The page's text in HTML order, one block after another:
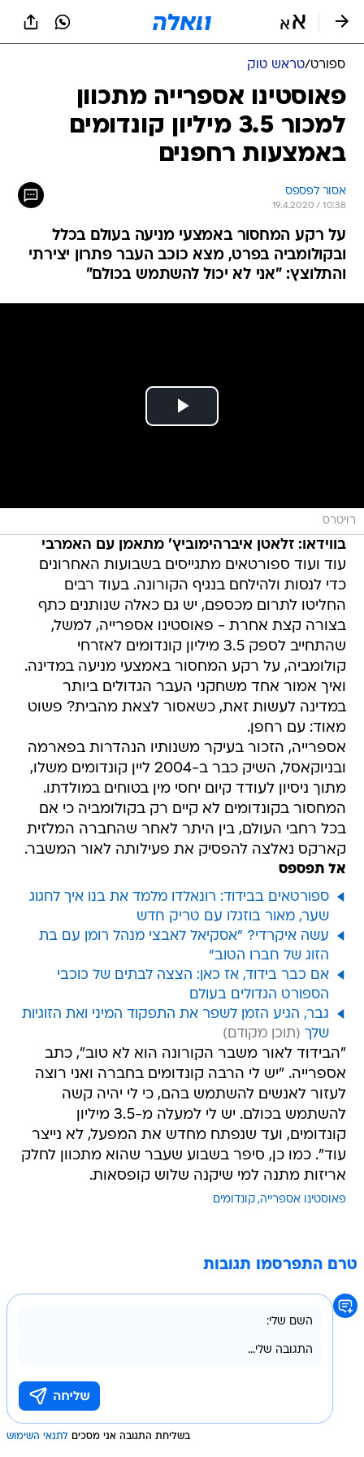
ספורט/טראש טוק
פאוסטינו אספרייה מתכוון
למכור 3.5 מיליון קונדומים
באמצעות רחפנים
אסור לפספס
19.4.2020 / 10:38
על רקע המחסור באמצעי מניעה בעולם בכלל
ובקולומביה בפרט, מצא כוכב העבר פתרון יצירתי
והתלוצץ: "אני לא יכול להשתמש בכולם"
רויטרס
בווידאו: זלאטן איברהימוביץ' מתאמן עם האמרבי
עוד ועוד ספורטאים מתגייסים בשבועות האחרונים
כדי לנסות ולהילחם בנגיף הקורונה. בעוד רבים
החליטו לתרום מכספם, יש גם כאלה שנותנים כתף
בצורה קצת אחרת - פאוסטינו אספרייה, למשל,
שהתחייב לספק 3.5 מיליון קונדומים לאזרחי
קולומביה, על רקע המחסור באמצעי מניעה במדינה.
ואיך אמור אחד משחקני העבר הגדולים ביותר
במדינה לעשות זאת, כשאסור לצאת מהבית? פשוט
מאוד: עם רחפן.
אספרייה, הזכור בעיקר משנותיו הנהדרות בפארמה
ובניוקאסל, השיק כבר ב-2004 ליין קונדומים משלו,
מתוך ניסיון לעודד קיום יחסי מין בטוחים במולדתו.
המחסור בקונדומים לא קיים רק בקולומביה כי אם
בכל רחבי העולם, בין היתר לאחר שהחברה המלזית
קארקס נאלצה להפסיק את פעילותה לאור המשבר.
אל תפספס
ספורטאים בבידוד: רונאלדו מלמד את בנו איך לחגוג
שער, מאור בוזגלו עם טריק חדש
עשה איקרדי? "אסקיאל לאבצי מנהל רומן עם בת
הזוג של חברו הטוב"
אם כבר בידוד, אז כאן: הצצה לבתים של כוכבי
הספורט הגדולים בעולם
גבר, הגיע הזמן לשפר את התפקוד המיני ואת הזוגיות
שלך
"הבידוד לאור משבר הקורונה הוא לא טוב", כתב
אספרייה. "יש לי הרבה קונדומים בחברה ואני רוצה
לעזור לאנשים להשתמש בהם, כי לי יהיה קשה
להשתמש בכולם. יש לי למעלה מ-3.5 מיליון
קונדומים, ועד שנפתח מחדש את המפעל, לא נייצר
עוד". כמו כן, סיפר בשבוע שעבר שהוא מתכוון לחלק
אריזות מתנה למי שיקנה שלוש קופסאות.
פאוסטינו אספרייה קונדומים
טרם התפרסמו תגובות
בשליחת התגובה אני מסכים לתנאי השימוש